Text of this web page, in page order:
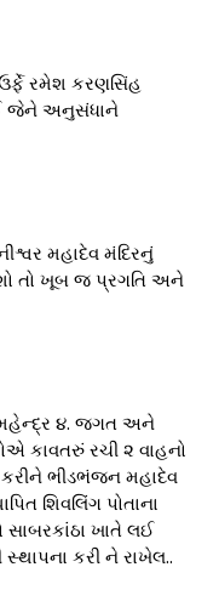
રમેશ કરણસિંહ
જેને અનુસંધાને
મહાદેવ મંદિરનું
તો ખૂબ જ પ્રગતિ અને
૪. જગત અને
કાવતરું રચી ૨ વાહનો
ભીડભંજન મહાદેવ
શિવલિંગ પોતાના
ખાતે લઈ
કરી ને રાખેલ..